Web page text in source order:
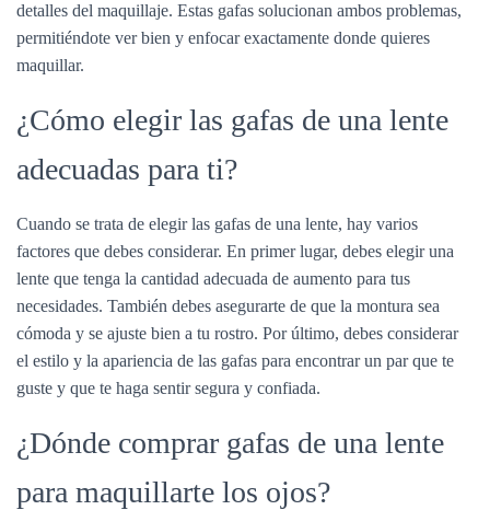
detalles del maquillaje. Estas gafas solucionan ambos problemas,
permitiéndote ver bien y enfocar exactamente donde quieres
maquillar.
¿Cómo elegir las gafas de una lente
adecuadas para ti?
Cuando se trata de elegir las gafas de una lente, hay varios
factores que debes considerar. En primer lugar, debes elegir una
lente que tenga la cantidad adecuada de aumento para tus
necesidades. También debes asegurarte de que la montura sea
cómoda y se ajuste bien a tu rostro. Por último, debes considerar
el estilo y la apariencia de las gafas para encontrar un par que te
guste y que te haga sentir segura y confiada.
¿Dónde comprar gafas de una lente
para maquillarte los ojos?